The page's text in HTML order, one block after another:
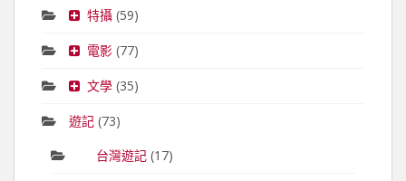
特攝(59)
電影(77)
文學(35)
遊記 (73)
台灣遊記(17)